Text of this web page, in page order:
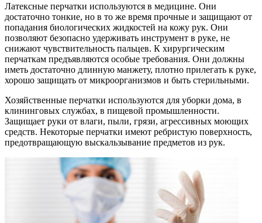
Латексные перчатки используются в медицине. Они
достаточно тонкие, но в то же время прочные и защищают от
попадания биологических жидкостей на кожу рук. Они
позволяют безопасно удерживать инструмент в руке, не
снижают чувствительность пальцев. К хирургическим
перчаткам предъявляются особые требования. Они должны
иметь достаточно длинную манжету, плотно прилегать к руке,
хорошо защищать от микроорганизмов и быть стерильными.
Хозяйственные перчатки используются для уборки дома, в
клининговых службах, в пищевой промышленности.
Защищает руки от влаги, пыли, грязи, агрессивных моющих
средств. Некоторые перчатки имеют ребристую поверхность,
предотвращающую выскальзывание предметов из рук.